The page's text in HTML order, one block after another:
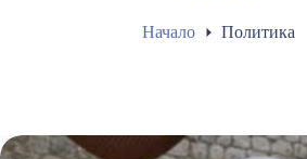
Начало Политика